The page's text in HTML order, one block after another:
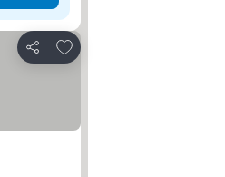
Udostępnij
Dodaj do ulubionych